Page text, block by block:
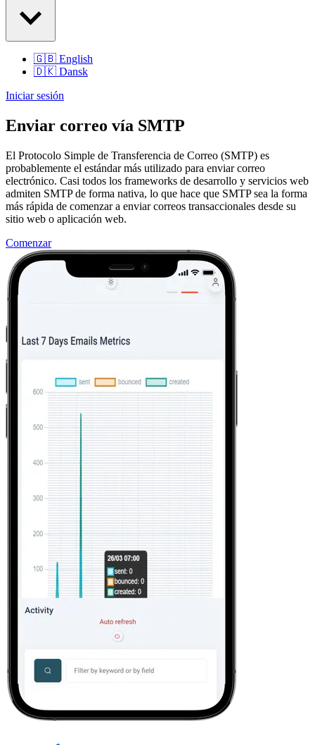
🇬🇧 English
🇩🇰 Dansk
Iniciar sesión
Enviar correo vía SMTP
El Protocolo Simple de Transferencia de Correo (SMTP) es
probablemente el estándar más utilizado para enviar correo
electrónico. Casi todos los frameworks de desarrollo y servicios web
admiten SMTP de forma nativa, lo que hace que SMTP sea la forma
más rápida de comenzar a enviar correos transaccionales desde su
sitio web o aplicación web.
Comenzar